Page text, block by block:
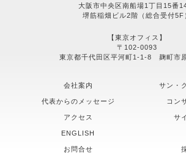
大阪市中央区南船場1丁目15番
堺筋稲畑ビル2階（総合受付5F
【東京オフィス】
〒102-0093
東京都千代田区平河町1-1-8 麹町市
会社案内 サン・
代表からのメッセージ コン
アクセス サ
ENGLISH
お問合せ